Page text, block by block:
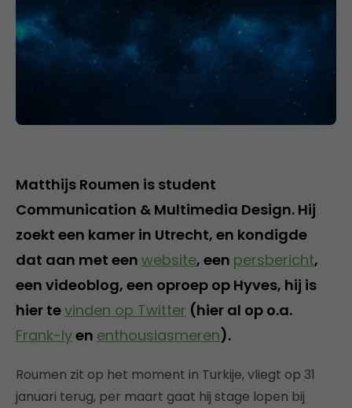
Matthijs Roumen is student
Communication & Multimedia Design. Hij
zoekt een kamer in Utrecht, en kondigde
dat aan met een website, een persbericht,
een videoblog, een oproep op Hyves, hij is
hier tevinden op Twitter (hier al op o.a.
Frank-lyen enthousiasmeren).
Roumen zit op het moment in Turkije, vliegt op 31
januari terug, per maart gaat hij stage lopen bij